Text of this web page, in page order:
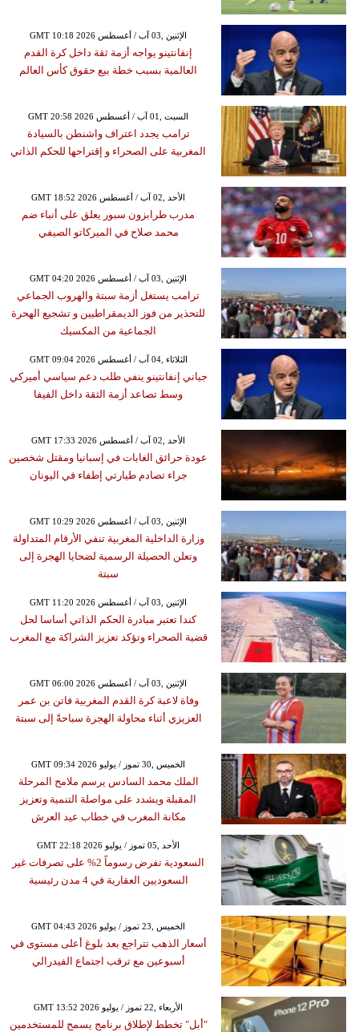
GMT 10:18 2026 الإثنين ,03 آب / أغسطس
إنفانتينو يواجه أزمة ثقة داخل كرة القدم
العالمية بسبب خطة بيع حقوق كأس العالم
GMT 20:58 2026 السبت ,01 آب / أغسطس
ترامب يجدد اعتراف واشنطن بالسيادة
المغربية على الصحراء و إقتراحها للحكم الذاتي
GMT 18:52 2026 الأحد ,02 آب / أغسطس
مدرب طرابزون سبور يعلق على أنباء ضم
محمد صلاح في الميركاتو الصيفي
GMT 04:20 2026 الإثنين ,03 آب / أغسطس
ترامب يستغل أزمة سبتة والهروب الجماعي
للتحذير من فوز الديمقراطيين و تشجيع الهحرة
الجماعية من المكسيك
GMT 09:04 2026 الثلاثاء ,04 آب / أغسطس
جياني إنفانتينو ينفي طلب دعم سياسي أميركي
وسط تصاعد أزمة الثقة داخل الفيفا
GMT 17:33 2026 الأحد ,02 آب / أغسطس
عودة حرائق الغابات في إسبانيا ومقتل شخصين
جراء تصادم طيارتي إطفاء في اليونان
GMT 10:29 2026 الإثنين ,03 آب / أغسطس
وزارة الداخلية المغربية تنفي الأرقام المتداولة
وتعلن الحصيلة الرسمية لضحايا الهجرة إلى
سبتة
GMT 11:20 2026 الإثنين ,03 آب / أغسطس
كندا تعتبر مبادرة الحكم الذاتي أساسا لحل
قضية الصحراء وتؤكد تعزيز الشراكة مع المغرب
GMT 06:00 2026 الإثنين ,03 آب / أغسطس
وفاة لاعبة كرة القدم المغربية فاتن بن عمر
العزيزي أثناء محاولة الهجرة سباحةً إلى سبتة
GMT 09:34 2026 الخميس ,30 تموز / يوليو
الملك محمد السادس يرسم ملامح المرحلة
المقبلة ويشدد على مواصلة التنمية وتعزيز
مكانة المغرب في خطاب عيد العرش
GMT 22:18 2026 الأحد ,05 تموز / يوليو
السعودية تفرض رسوماً 2% على تصرفات غير
السعوديين العقارية في 4 مدن رئيسية
GMT 04:43 2026 الخميس ,23 تموز / يوليو
أسعار الذهب تتراجع بعد بلوغ أعلى مستوى في
أسبوعين مع ترقب اجتماع الفيدرالي
GMT 13:52 2026 الأربعاء ,22 تموز / يوليو
"أبل" تخطط لإطلاق برنامج يسمح للمستخدمين